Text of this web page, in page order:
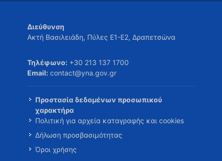
Διεύθυνση
Ακτή Βασιλειάδη, Πύλες Ε1-Ε2, Δραπετσώνα
Τηλέφωνο: +30 213 137 1700
Email: contact@yna.gov.gr
Προστασία δεδομένων προσωπικού
χαρακτήρα
Πολιτική για αρχεία καταγραφής και cookies
Δήλωση προσβασιμότητας
Όροι χρήσης